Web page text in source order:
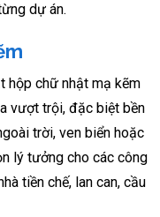
dự án.
hộp chữ nhật mạ kẽm
vượt trội, đặc biệt bền
trời, ven biển hoặc
lý tưởng cho các công
tiền chế, lan can, cầu